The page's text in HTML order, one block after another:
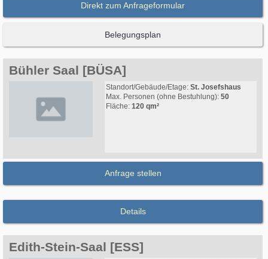
Direkt zum Anfrageformular
Belegungsplan
Bühler Saal [BÜSA]
Standort/Gebäude/Etage: St. Josefshaus
Max. Personen (ohne Bestuhlung): 50
Fläche: 120 qm²
Anfrage stellen
Details
Edith-Stein-Saal [ESS]